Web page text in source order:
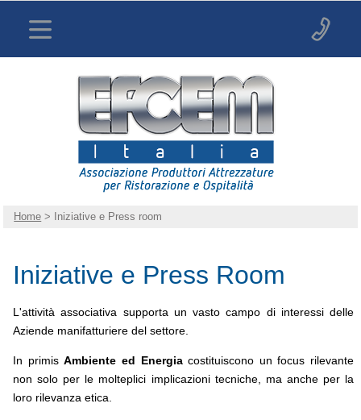
Home > Iniziative e Press room
Iniziative e Press Room
L'attività associativa supporta un vasto campo di interessi delle
Aziende manifatturiere del settore.
In primisAmbiente ed Energiacostituiscono un focus rilevante
non solo per le molteplici implicazioni tecniche, ma anche per la
loro rilevanza etica.